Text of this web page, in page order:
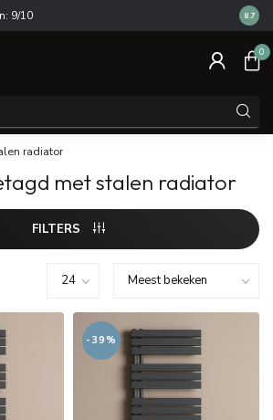
9/10 14
8.7
0
radiator
met stalen radiator
FILTERS
-39%